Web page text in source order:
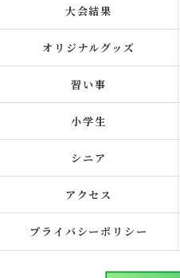
大会結果
オリジナルグッズ
習い事
小学生
シニア
アクセス
プライバシーポリシー